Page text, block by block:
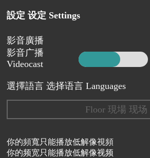
設定 设定 Settings
影音廣播
影音广播
Videocast
選擇語言 选择语言 Languages
Floor 現場 现场
你的頻寬只能播放低解像視頻
你的频宽只能播放低解像视频